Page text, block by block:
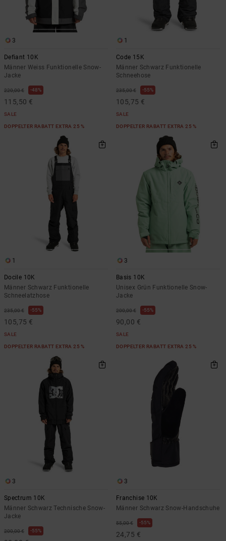
3
Defiant 10K
Männer Weiss Funktionelle Snow-
Jacke
220,00 € 48%
115,50 €
SALE
DOPPELTER RABATT EXTRA 25 %
1
Code 15K
Männer Schwarz Funktionelle
Schneehose
235,00 € 55%
105,75 €
SALE
DOPPELTER RABATT EXTRA 25 %
1
Docile 10K
Männer Schwarz Funktionelle
Schneelatzhose
235,00 € 55%
105,75 €
SALE
DOPPELTER RABATT EXTRA 25 %
3
Basis 10K
Unisex Grün Funktionelle Snow-
Jacke
200,00 € 55%
90,00 €
SALE
DOPPELTER RABATT EXTRA 25 %
3
Spectrum 10K
Männer Schwarz Technische Snow-
Jacke
200,00 € 55%
3
Franchise 10K
Männer Schwarz Snow-Handschuhe
55,00 € 55%
24,75 €